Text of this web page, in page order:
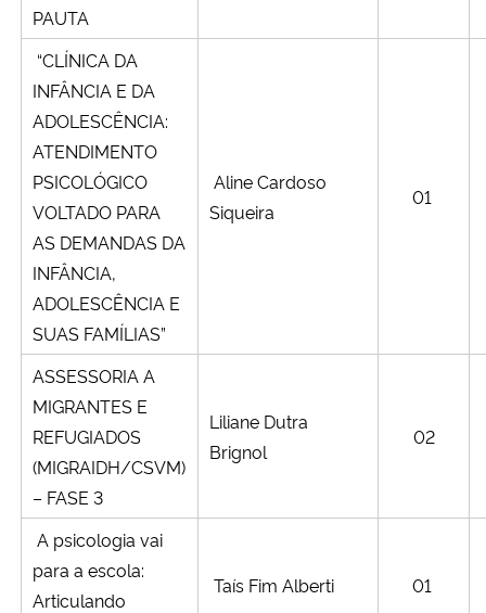
Ministério do Desenvolvimento Regional
Controladoria-Geral da União
Ministério da Mulher, da Família e dos Direitos Humanos
Secretaria-Geral
Secretaria de Governo
Gabinete de Segurança Institucional
Advocacia-Geral da União
Banco Central do Brasil
Planalto
PAUTA
“CLÍNICA DA
INFÂNCIA E DA
ADOLESCÊNCIA:
ATENDIMENTO
PSICOLÓGICO
VOLTADO PARA
AS DEMANDAS DA
INFÂNCIA,
ADOLESCÊNCIA E
SUAS FAMÍLIAS”
Aline Cardoso
Siqueira
01
ASSESSORIA A
MIGRANTES E
REFUGIADOS
(MIGRAIDH/CSVM)
– FASE 3
Liliane Dutra
Brignol
02
A psicologia vai
para a escola:
Articulando
Taís Fim Alberti 01